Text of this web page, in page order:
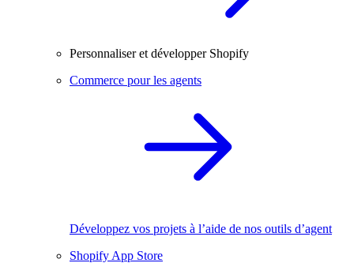
Personnaliser et développer Shopify
Commerce pour les agents
Développez vos projets à l’aide de nos outils d’agent
Shopify App Store